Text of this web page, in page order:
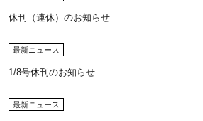
休刊（連休）のお知らせ
最新ニュース
1/8号休刊のお知らせ
最新ニュース